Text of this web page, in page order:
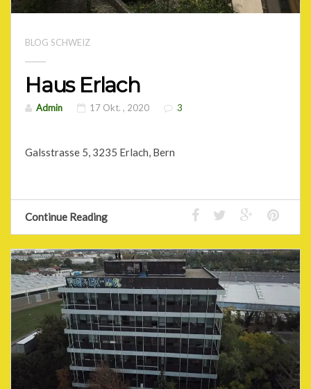
BLOG SCHWEIZ
Haus Erlach
Admin 17 Okt. , 2020 3
Galsstrasse 5, 3235 Erlach, Bern
Continue Reading